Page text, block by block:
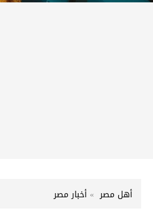
أهل مصر أخبار مصر